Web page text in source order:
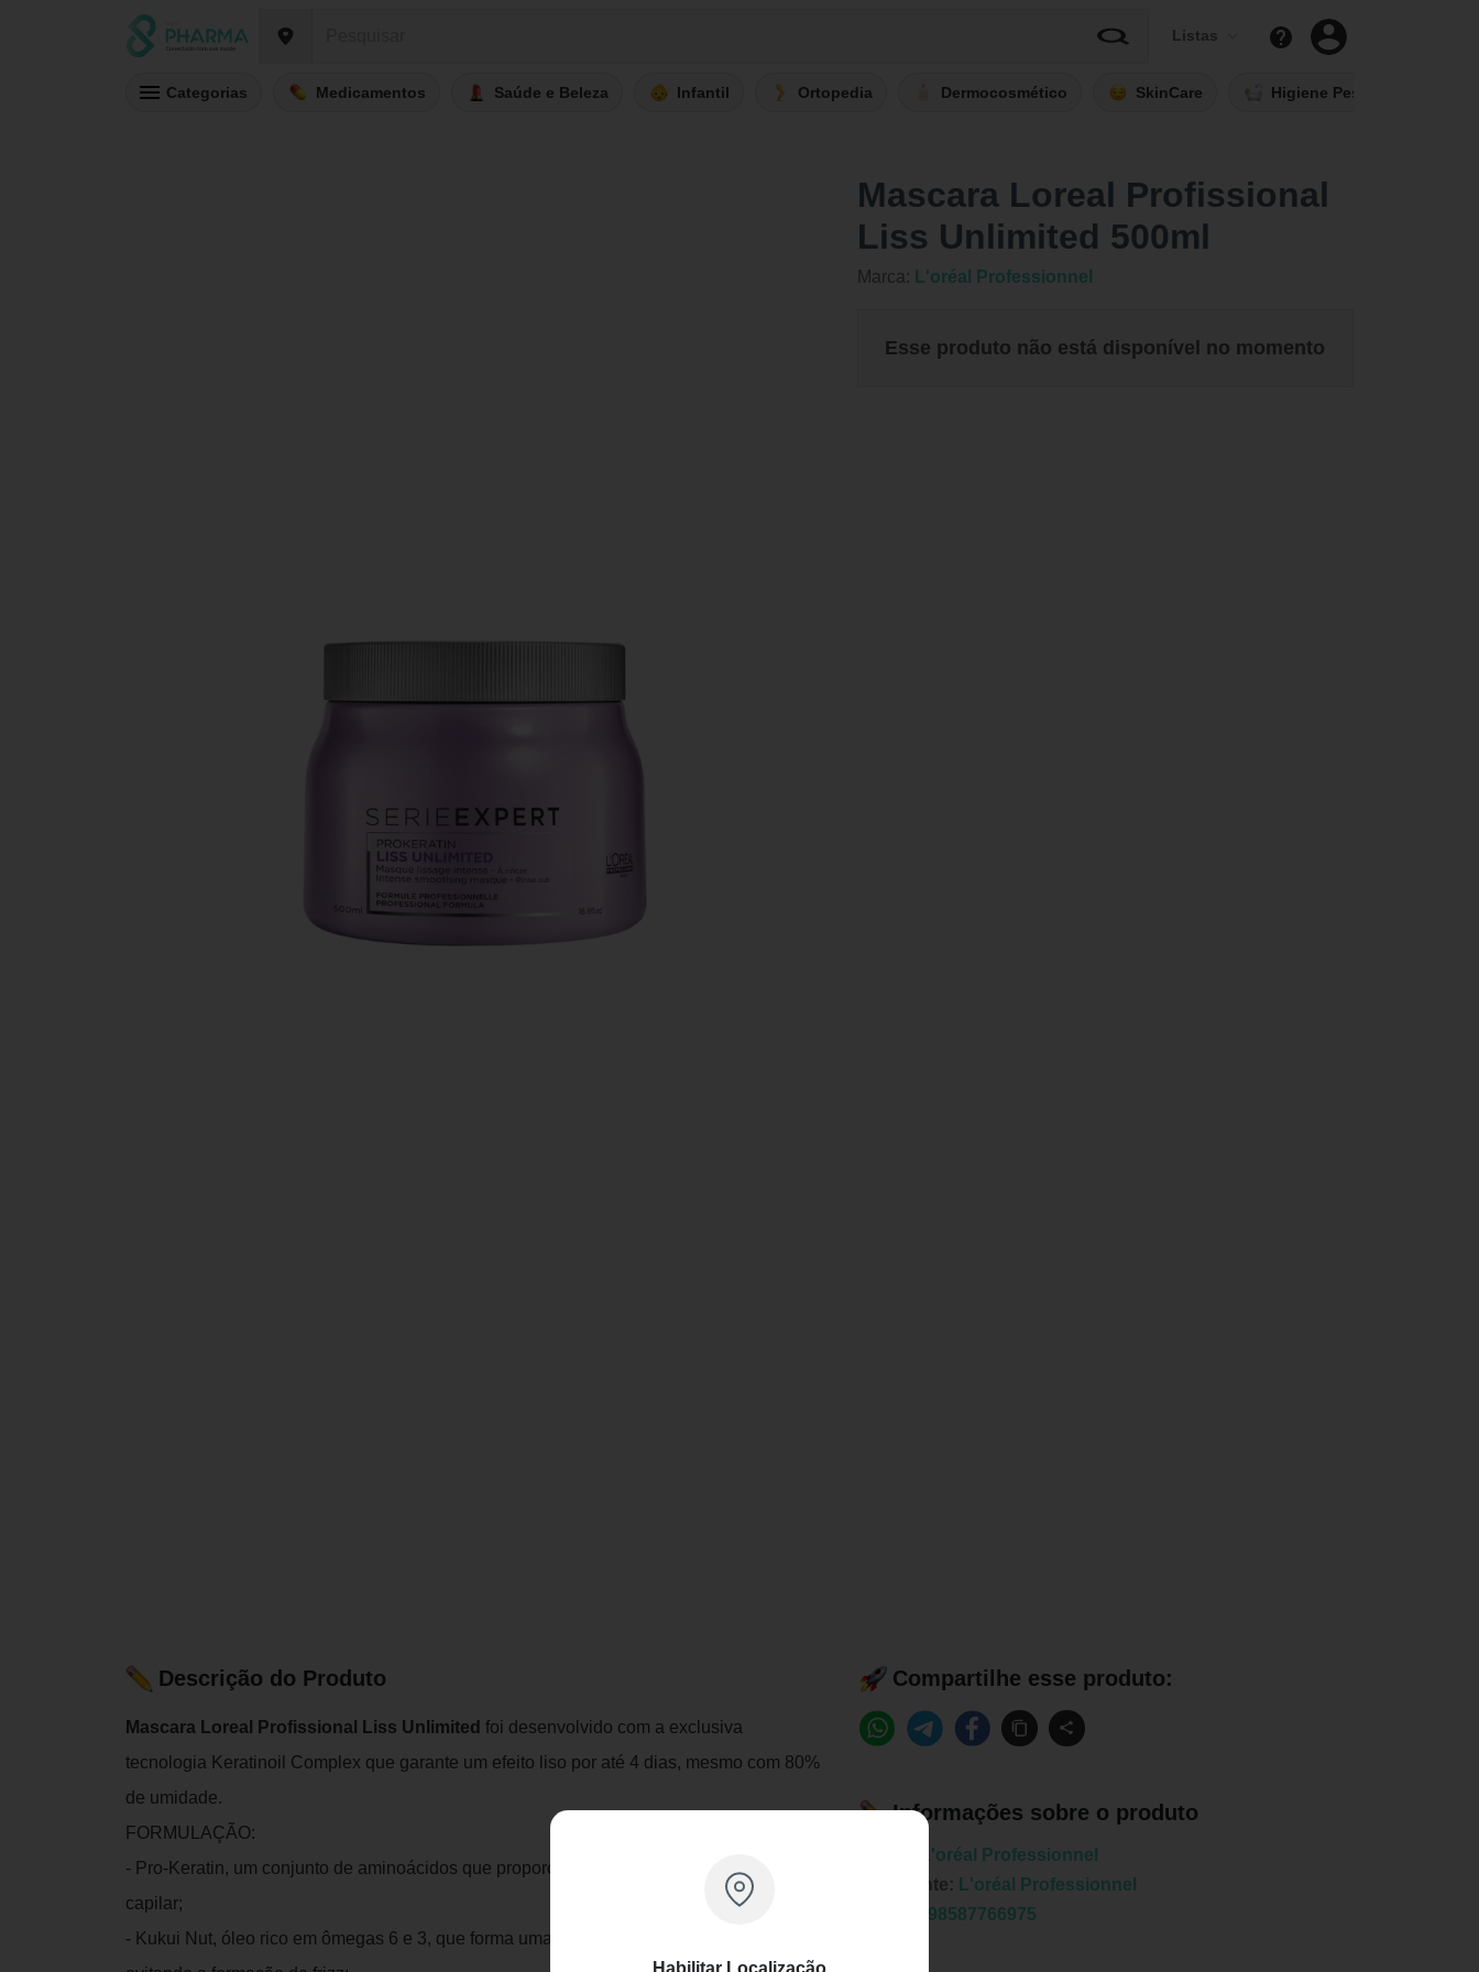
Listas
Categorias Medicamentos Saúde e Beleza Infantil Ortopedia Dermocosmético SkinCare Higiene Pessoal
Habilitar Localização
Mascara Loreal Profissional
Liss Unlimited 500ml
Marca: L'oréal Professionnel
Esse produto não está disponível no momento
Descrição do Produto
Mascara Loreal Profissional Liss Unlimited foi desenvolvido com a exclusiva
tecnologia Keratinoil Complex que garante um efeito liso por até 4 dias, mesmo com 80%
de umidade.
FORMULAÇÃO:
- Pro-Keratin, um conjunto de aminoácidos que proporciona restauração imediata da fibra
capilar;
- Kukui Nut, óleo rico em ômegas 6 e 3, que forma uma barreira contra a umidade,
Compartilhe esse produto:
Informações sobre o produto
L'oréal Professionnel
Fabricante: L'oréal Professionnel
7898587766975